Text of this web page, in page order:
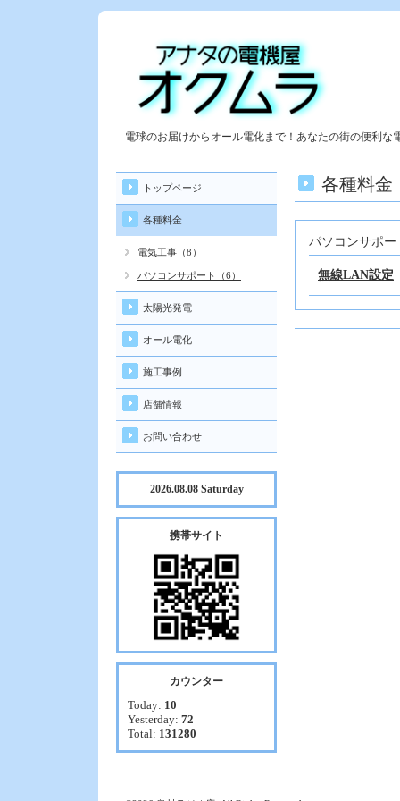
電球のお届けからオール電化まで！あなたの街の便利な
各種料金
パソコンサポー
無線LAN設定
トップページ
各種料金
電気工事（8）
パソコンサポート（6）
太陽光発電
オール電化
施工事例
店舗情報
お問い合わせ
2026.08.08 Saturday
携帯サイト
カウンター
Today: 10
Yesterday: 72
Total: 131280